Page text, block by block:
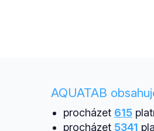
AQUATAB
procházet 615
procházet 5341